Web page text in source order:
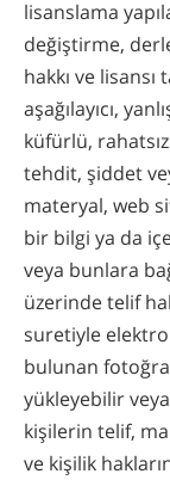
lisanslama
değiştirme,
hakkı ve lisansı
aşağılayıcı,
küfürlü,
tehdit, şiddet
materyal, web
bir bilgi ya da
veya bunlara
üzerinde telif
suretiyle
bulunan
yükleyebilir
kişilerin telif,
ve kişilik